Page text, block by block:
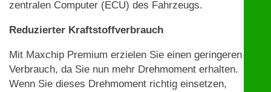
zentralen Computer (ECU) des Fahrzeugs.
Reduzierter Kraftstoffverbrauch
Mit Maxchip Premium erzielen Sie einen geringeren
Verbrauch, da Sie nun mehr Drehmoment erhalten.
Wenn Sie dieses Drehmoment richtig einsetzen,